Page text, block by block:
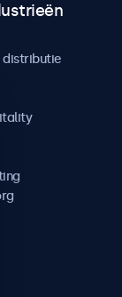
distributie